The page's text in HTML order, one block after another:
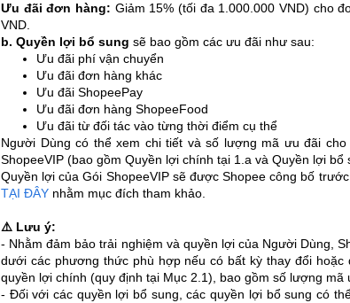
Ưu đãi đơn hàng: Giảm 15% (tối đa 1.000.000 VND) cho
VND.
b. Quyền lợi bổ sung sẽ bao gồm các ưu đãi như sau:
Ưu đãi phí vận chuyển
Ưu đãi đơn hàng khác
Ưu đãi ShopeePay
Ưu đãi đơn hàng ShopeeFood
Ưu đãi từ đối tác vào từng thời điểm cụ thể
Người Dùng có thể xem chi tiết và số lượng mã ưu đãi
ShopeeVIP (bao gồm Quyền lợi chính tại 1.a và Quyền lợi bổ
Quyền lợi của Gói ShopeeVIP sẽ được Shopee công bố
TẠI ĐÂY nhằm mục đích tham khảo.
⚠️ Lưu ý:
- Nhằm đảm bảo trải nghiệm và quyền lợi của Người Dùng,
dưới các phương thức phù hợp nếu có bất kỳ thay đổi hoặc
quyền lợi chính (quy định tại Mục 2.1), bao gồm số lượng mã
- Đối với các quyền lợi bổ sung, các quyền lợi bổ sung có